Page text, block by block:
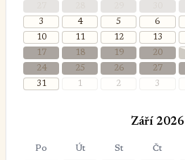
3
4 5 6
10
11 12 13
17
18 19 20
24
25 26 27
31
1 2 3
Září 2026
Po Út St Čt